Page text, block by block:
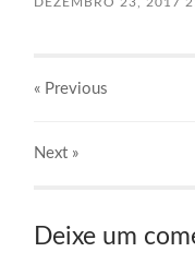
« Previous
Next »
Deixe um